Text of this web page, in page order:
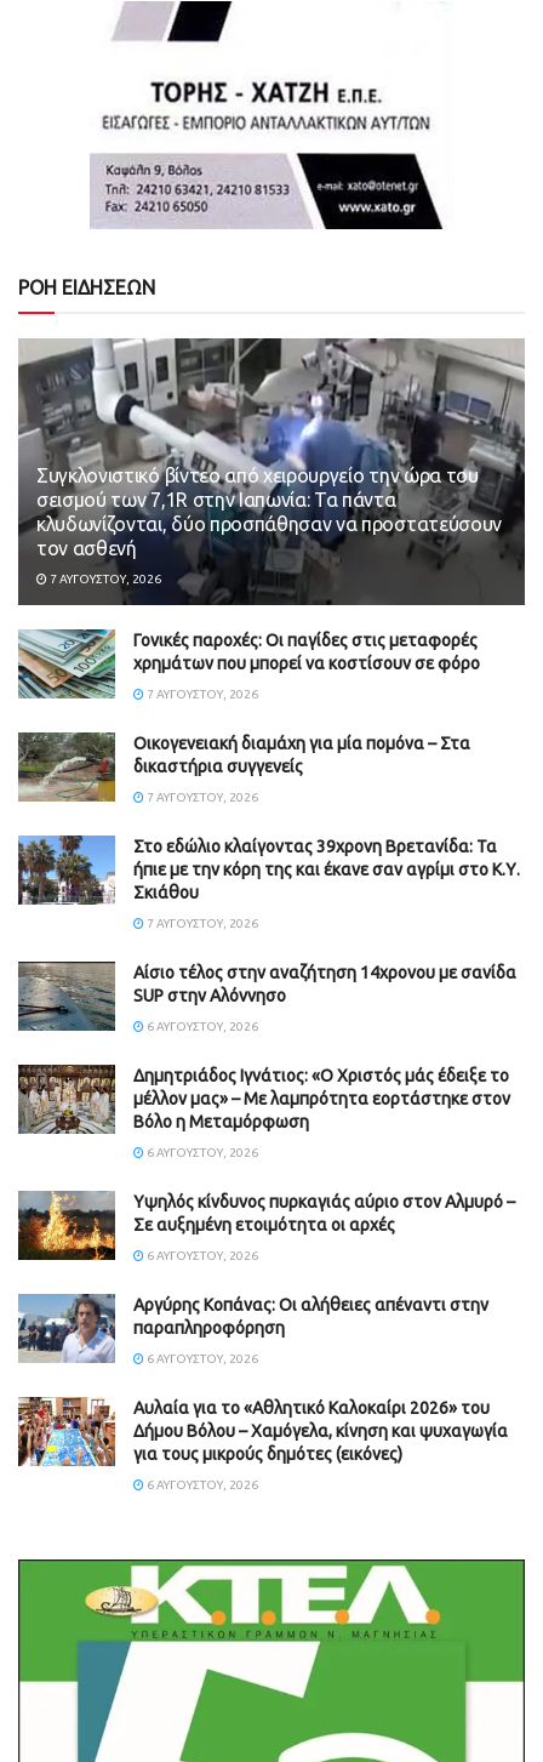
ΡΟΗ ΕΙΔΗΣΕΩΝ
Συγκλονιστικό βίντεο από χειρουργείο την ώρα του
σεισμού των 7,1R στην Ιαπωνία: Τα πάντα
κλυδωνίζονται, δύο προσπάθησαν να προστατεύσουν
τον ασθενή
7 ΑΥΓΟΎΣΤΟΥ, 2026
Γονικές παροχές: Οι παγίδες στις μεταφορές
χρημάτων που μπορεί να κοστίσουν σε φόρο
7 ΑΥΓΟΎΣΤΟΥ, 2026
Οικογενειακή διαμάχη για μία πομόνα – Στα
δικαστήρια συγγενείς
7 ΑΥΓΟΎΣΤΟΥ, 2026
Στο εδώλιο κλαίγοντας 39χρονη Βρετανίδα: Τα
ήπιε με την κόρη της και έκανε σαν αγρίμι στο Κ.Υ.
Σκιάθου
7 ΑΥΓΟΎΣΤΟΥ, 2026
Αίσιο τέλος στην αναζήτηση 14χρονου με σανίδα
SUP στην Αλόννησο
6 ΑΥΓΟΎΣΤΟΥ, 2026
Δημητριάδος Ιγνάτιος: «Ο Χριστός μάς έδειξε το
μέλλον μας» – Με λαμπρότητα εορτάστηκε στον
Βόλο η Μεταμόρφωση
6 ΑΥΓΟΎΣΤΟΥ, 2026
Υψηλός κίνδυνος πυρκαγιάς αύριο στον Αλμυρό –
Σε αυξημένη ετοιμότητα οι αρχές
6 ΑΥΓΟΎΣΤΟΥ, 2026
Aργύρης Κοπάνας: Οι αλήθειες απέναντι στην
παραπληροφόρηση
6 ΑΥΓΟΎΣΤΟΥ, 2026
Αυλαία για το «Αθλητικό Καλοκαίρι 2026» του
Δήμου Βόλου – Χαμόγελα, κίνηση και ψυχαγωγία
για τους μικρούς δημότες (εικόνες)
6 ΑΥΓΟΎΣΤΟΥ, 2026